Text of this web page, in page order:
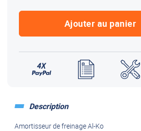
Ajouter au panier
Description
Amortisseur de freinage Al-Ko